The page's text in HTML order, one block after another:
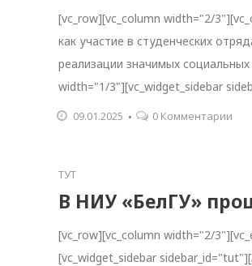
[vc_row][vc_column width="2/
как участие в студенческих
реализации значимых
width="1/3"][vc_widget_sidebar
09.01.2025 0 Комментарии
ТУТ
В НИУ «БелГУ»
[vc_row][vc_column width="2/
[vc_widget_sidebar